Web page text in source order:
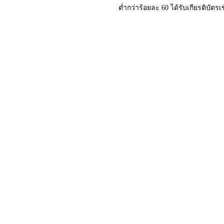
ต่ำกว่าร้อยละ 60 ได้รับเกียรติบัตร